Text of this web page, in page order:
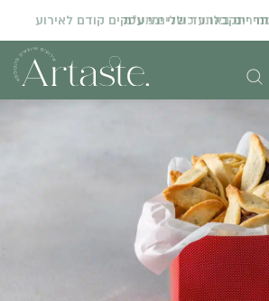
יתקבלו עד שני ימי עסקים קודם לאירוע
באתר כוללים מע"מ